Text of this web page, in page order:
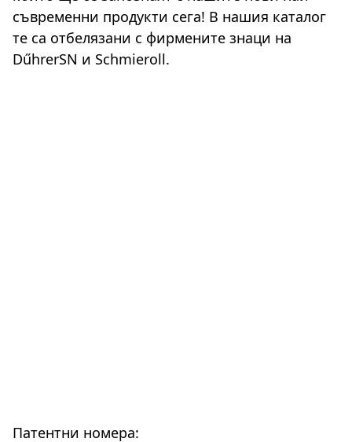
съвременни продукти сега! В нашия каталог
те са отбелязани с фирмените знаци на
DűhrerSN и Schmieroll.
Патентни номера: